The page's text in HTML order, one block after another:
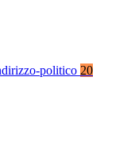
politico 20